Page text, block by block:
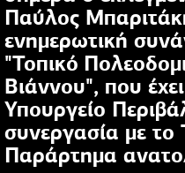
Παύλος
ενημερωτική
"Τοπικό
Βιάννου", που
Υπουργείο
συνεργασία με
Παράρτημα